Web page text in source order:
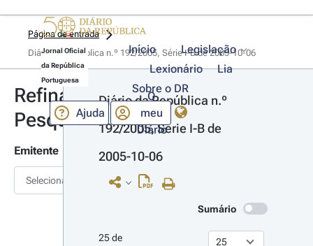
Jornal Oficial
da República
Portuguesa
Início
Legislação
Lexionário
Lia
Sobre o DR
Ajuda
O
meu
Diário
Página de entrada
Diário da República n.º 192/2005, Série I-B de 2005-10-06
Refinar
Pesquisa
Emitente
Selecionar
Diário da República n.º
192/2005, Série I-B de
2005-10-06
Sumário
25 de